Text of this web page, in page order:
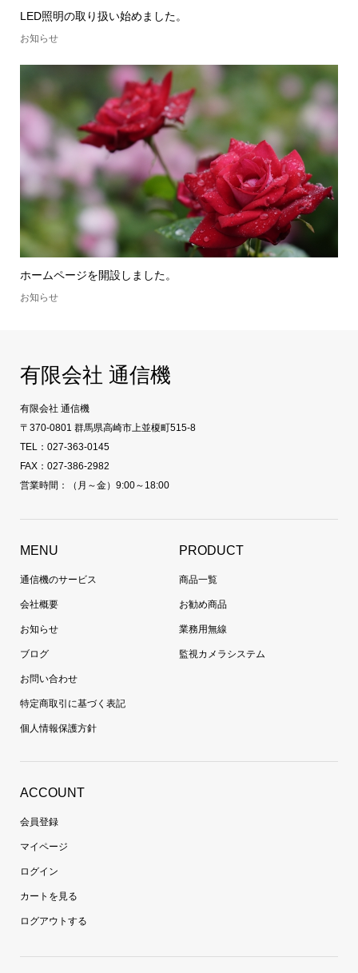
LED照明の取り扱い始めました。
お知らせ
ホームページを開設しました。
お知らせ
有限会社 通信機
有限会社 通信機
〒370-0801 群馬県高崎市上並榎町515-8
TEL：027-363-0145
FAX：027-386-2982
営業時間：（月～金）9:00～18:00
MENU
通信機のサービス
会社概要
お知らせ
ブログ
お問い合わせ
特定商取引に基づく表記
個人情報保護方針
PRODUCT
商品一覧
お勧め商品
業務用無線
監視カメラシステム
ACCOUNT
会員登録
マイページ
ログイン
カートを見る
ログアウトする